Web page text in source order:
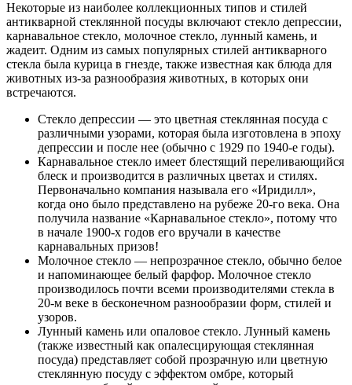
Некоторые из наиболее коллекционных типов и стилей
антикварной стеклянной посуды включают стекло депрессии,
карнавальное стекло, молочное стекло, лунный камень, и
жадеит. Одним из самых популярных стилей антикварного
стекла была курица в гнезде, также известная как блюда для
животных из-за разнообразия животных, в которых они
встречаются.
Стекло депрессии — это цветная стеклянная посуда с
различными узорами, которая была изготовлена в эпоху
депрессии и после нее (обычно с 1929 по 1940-е годы).
Карнавальное стекло имеет блестящий переливающийся
блеск и производится в различных цветах и стилях.
Первоначально компания называла его «Иридилл»,
когда оно было представлено на рубеже 20-го века. Она
получила название «Карнавальное стекло», потому что
в начале 1900-х годов его вручали в качестве
карнавальных призов!
Молочное стекло — непрозрачное стекло, обычно белое
и напоминающее белый фарфор. Молочное стекло
производилось почти всеми производителями стекла в
20-м веке в бесконечном разнообразии форм, стилей и
узоров.
Лунный камень или опаловое стекло. Лунный камень
(также известный как опалесцирующая стеклянная
посуда) представляет собой прозрачную или цветную
стеклянную посуду с эффектом омбре, который